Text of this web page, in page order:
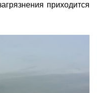
приходится